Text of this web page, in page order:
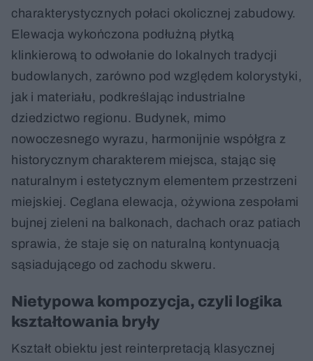
charakterystycznych połaci okolicznej zabudowy.
Elewacja wykończona podłużną płytką
klinkierową to odwołanie do lokalnych tradycji
budowlanych, zarówno pod względem kolorystyki,
jak i materiału, podkreślając industrialne
dziedzictwo regionu. Budynek, mimo
nowoczesnego wyrazu, harmonijnie współgra z
historycznym charakterem miejsca, stając się
naturalnym i estetycznym elementem przestrzeni
miejskiej. Ceglana elewacja, ożywiona zespołami
bujnej zieleni na balkonach, dachach oraz patiach
sprawia, że staje się on naturalną kontynuacją
sąsiadującego od zachodu skweru.
Nietypowa kompozycja, czyli logika
kształtowania bryły
Kształt obiektu jest reinterpretacją klasycznej